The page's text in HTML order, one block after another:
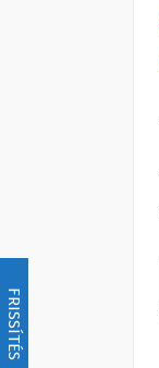
FRISSÍTÉS